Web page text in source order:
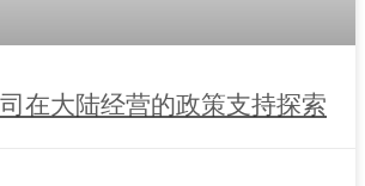
在大陆经营的政策支持探索